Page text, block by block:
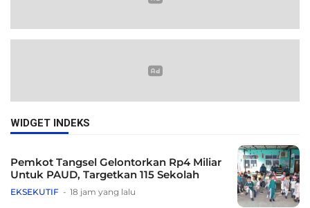
WIDGET INDEKS
Pemkot Tangsel Gelontorkan Rp4 Miliar
Untuk PAUD, Targetkan 115 Sekolah
EKSEKUTIF 18 jam yang lalu